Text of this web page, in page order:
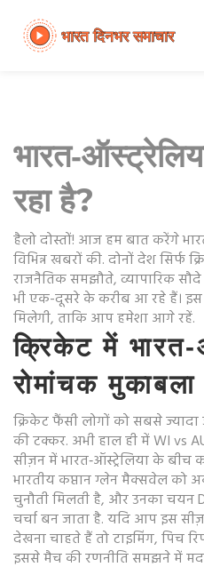
रहा है?
हैलो दोस्तों! आज हम बात करेंगे
विभिन्न खबरों की. दोनों देश सिर्फ
राजनैतिक समझौते, व्यापारिक
भी एक-दूसरे के करीब आ रहे हैं।
मिलेगी, ताकि आप हमेशा आगे रहें.
क्रिकेट में
रोमांचक मुकाबला
क्रिकेट फैंसी लोगों को सबसे ज्यादा
की टक्कर. अभी हाल ही में WI vs
सीज़न में भारत‑ऑस्ट्रेलिया के बीच
भारतीय कप्तान ग्लेन मैक्सवेल को
चुनौती मिलती है, और उनका चयन
चर्चा बन जाता है. यदि आप इस
देखना चाहते हैं तो टाइमिंग, पिच
इससे मैच की रणनीति समझने में